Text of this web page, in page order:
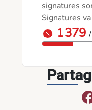
signatures
Signatures
1 379